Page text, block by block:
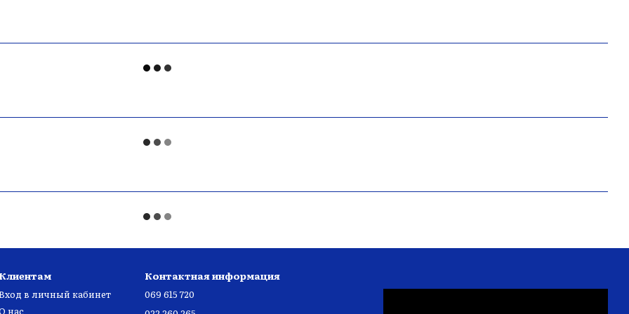
Клиентам
в личный кабинет
нас
Контактная информация
069 615 720